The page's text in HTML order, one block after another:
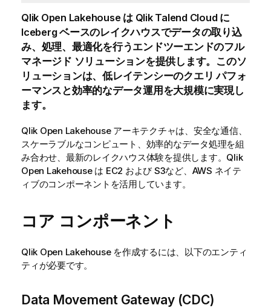
Qlik Open Lakehouseは Qlik Talend Cloudに
Iceberg ベースのレイクハウスでデータの取り込
み、処理、最適化を行うエンドツーエンドのフル
マネージド ソリューションを提供します。このソ
リューションは、低レイテンシーのクエリ パフォ
ーマンスと効率的なデータ運用を大規模に実現し
ます。
Qlik Open Lakehouseアーキテクチャは、安全な通信、
スケーラブルなコンピュート、効率的なデータ処理を組
み合わせ、最新のレイクハウス体験を提供します。 Qlik
Open Lakehouseは EC2 および S3など、AWS ネイテ
ィブのコンポーネントを活用しています。
コア コンポーネント
Qlik Open Lakehouseを作成するには、以下のエンティ
ティが必要です。
Data Movement Gateway (CDC)